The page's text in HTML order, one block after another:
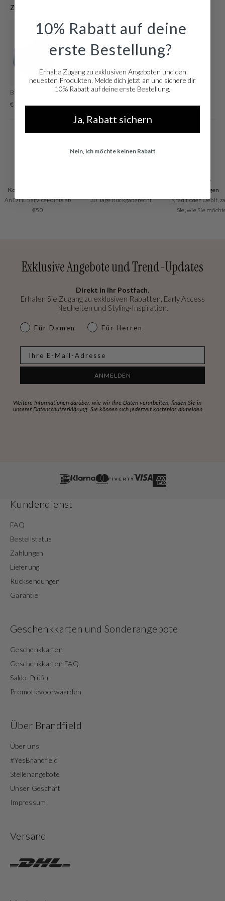
aus edelstahl gefertigt und hat einen Durchmesser von 30 mm. Die Farbe
des Armbands ist silber Und hat eine Breite von 14 mm. Das Armband ist aus
edelstahl. Mit dieser edlen Uhr gehen Sie immer mit der Zeit!
Zorg voor je nieuwe item
Brandfield Watchtool Zum Einstellen Der Armbandlänge
€ 2,95
Luxe Silberfarbene Watchtool
€ 19,96
Kostenloser Versand
An DHL ServicePoints ab
€50
30 Tage Rückgaberecht
Zahlungen
Kredit oder Debit,
Sie, wie Sie
Exklusive Angebote und Trend-Updates
Direkt in Ihr Postfach.
Erhalen Sie Zugang zu exklusiven Rabatten, Early Access
Neuheiten und Styling-Inspiration.
dames & heren
Für Damen Für Herren
ANMELDEN
Weitere Informationen darüber, wie wir Ihre Daten verarbeiten, finden Sie in
unserer Datenschutzerklärung. Sie können sich jederzeit kostenlos abmelden.
Kundendienst
FAQ
Bestellstatus
Zahlungen
Lieferung
Rücksendungen
Garantie
Geschenkkarten und Sonderangebote
Geschenkkarten
Geschenkkarten FAQ
Saldo-Prüfer
Promotievoorwaarden
Über Brandfield
Über uns
#YesBrandfield
Stellenangebote
Unser Geschäft
Impressum
Versand
10% Rabatt auf deine
erste Bestellung?
Erhalte Zugang zu exklusiven Angeboten und den
neuesten Produkten. Melde dich jetzt an und sichere dir
10% Rabatt auf deine erste Bestellung.
Ja, Rabatt sichern
Nein, ich möchte keinen Rabatt